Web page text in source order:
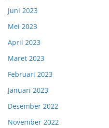
Juni 2023
Mei 2023
April 2023
Maret 2023
Februari 2023
Januari 2023
Desember 2022
November 2022